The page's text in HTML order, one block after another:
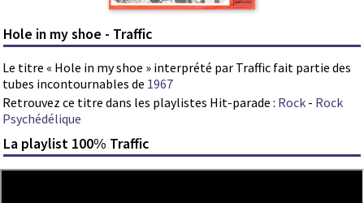
Hole in my shoe - Traffic
Le titre « Hole in my shoe » interprété par Traffic fait partie des
tubes incontournables de 1967
Retrouvez ce titre dans les playlistes Hit-parade : Rock - Rock
Psychédélique
La playlist 100% Traffic